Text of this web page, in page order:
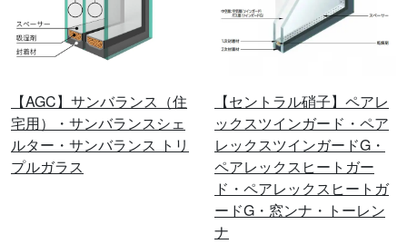
【AGC】サンバランス（住
宅用）・サンバランスシェ
ルター・サンバランス トリ
プルガラス
【セントラル硝子】ペアレ
ックスツインガード・ペア
レックスツインガードG・
ペアレックスヒートガー
ド・ペアレックスヒートガ
ードG・窓ンナ・トーレン
ナ